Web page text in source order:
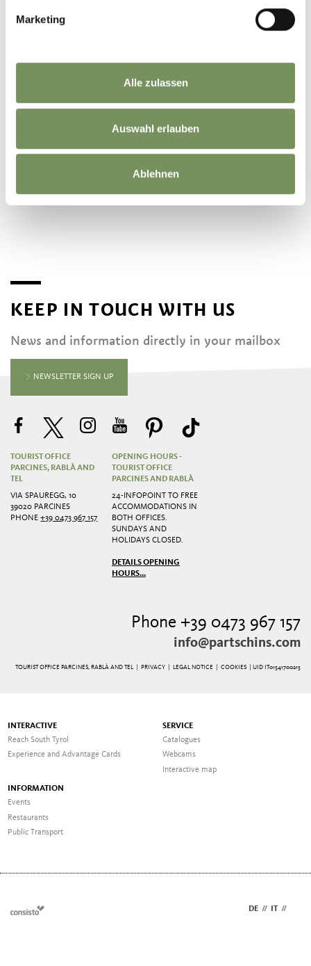
Marketing
Alle zulassen
Auswahl erlauben
Ablehnen
KEEP IN TOUCH WITH US
News and information directly in your mailbox
NEWSLETTER SIGN UP
TOURIST OFFICE
PARCINES, RABLÀ AND
TEL
VIA SPAUREGG, 10
39020 PARCINES
PHONE+39 0473 967 157
OPENING HOURS -
TOURIST OFFICE
PARCINES AND RABLÀ
24-INFOPOINT TO FREE
ACCOMMODATIONS IN
BOTH OFFICES.
SUNDAYS AND
HOLIDAYS CLOSED.
DETAILS OPENING
HOURS...
Phone +39 0473 967 157
info@partschins.com
TOURIST OFFICE PARCINES, RABLÀ AND TEL | PRIVACY| LEGAL NOTICE COOKIES | UID IT01541700215
INTERACTIVE
Reach South Tyrol
Experience and Advantage Cards
SERVICE
Catalogues
Webcams
Interactive map
INFORMATION
Events
Restaurants
Public Transport
DE // IT //